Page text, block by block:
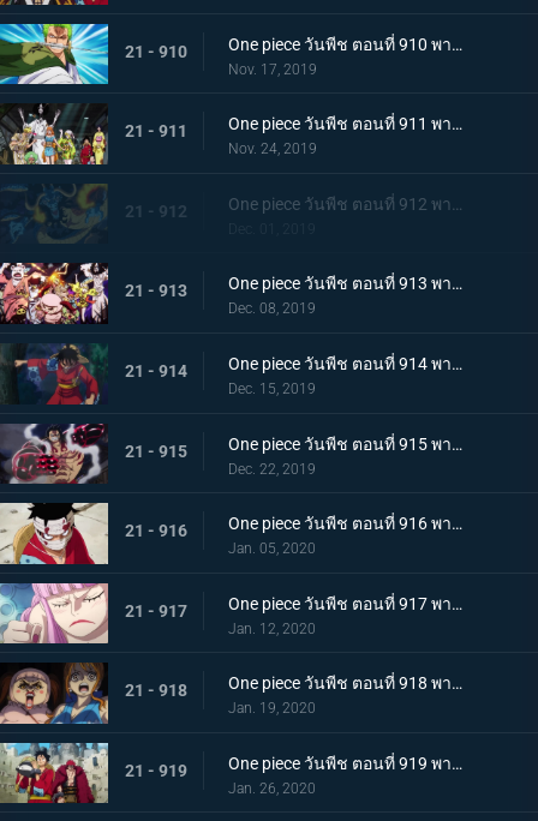
21 - 910 One piece วันพีช ตอนที่ 910 พากย์ไทย ซามูไรในตำนาน ชายผู้ที่โรเจอร์หลงใหล!
Nov. 17, 2019
21 - 911 One piece วันพีช ตอนที่ 911 พากย์ไทย เริ่มแผนการลับ เปิดฉากโค่นหนึ่งในสี่จักรพรรดิ
Nov. 24, 2019
21 - 912
Dec. 01, 2019
21 - 913 One piece วันพีช ตอนที่ 913 พากย์ไทย พ่ายแพ้อย่างหมดรูป ลมหายใจพิโรธของไคโด!
Dec. 08, 2019
21 - 914 One piece วันพีช ตอนที่ 914 พากย์ไทย การต่อสู้อันดุเดือด ลูฟี่ที่บุกเข้าใส่ปะทะไคโด
Dec. 15, 2019
21 - 915 One piece วันพีช ตอนที่ 915 พากย์ไทย การทำลายล้าง! ท่าไม้ตายเผด็จศึกอัสนีแปดทิศ!
Dec. 22, 2019
21 - 916 One piece วันพีช ตอนที่ 916 พากย์ไทย ลูฟี่ผู้ถูกเย้ยหยัน นรกบนดินที่เหมืองนักโทษ
Jan. 05, 2020
21 - 917 One piece วันพีช ตอนที่ 917 พากย์ไทย ดินแดนศักดิ์สิทธิ์สั่นคลอน หนวดดำ 1 ใน 4 จักรพรรดิผู้ไม่เกรงกลัวใคร
Jan. 12, 2020
21 - 918 One piece วันพีช ตอนที่ 918 พากย์ไทย เริ่มดำเนินการ แผนการใหญ่โค่นล้มไคโด!
Jan. 19, 2020
21 - 919 One piece วันพีช ตอนที่ 919 พากย์ไทย ความโกลาหล! นักโทษลูฟี่กับคิด!
Jan. 26, 2020